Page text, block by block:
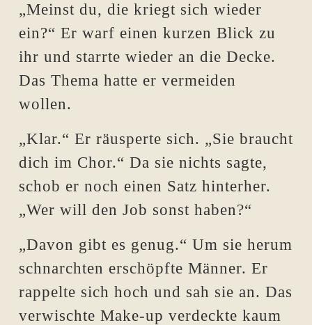
„Meinst du, die kriegt sich wieder
ein?“ Er warf einen kurzen Blick zu
ihr und starrte wieder an die Decke.
Das Thema hatte er vermeiden
wollen.
„Klar.“ Er räusperte sich. „Sie braucht
dich im Chor.“ Da sie nichts sagte,
schob er noch einen Satz hinterher.
„Wer will den Job sonst haben?“
„Davon gibt es genug.“ Um sie herum
schnarchten erschöpfte Männer. Er
rappelte sich hoch und sah sie an. Das
verwischte Make-up verdeckte kaum